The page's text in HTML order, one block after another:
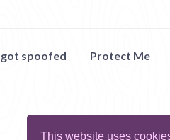
This website uses
got spoofed Protect Me